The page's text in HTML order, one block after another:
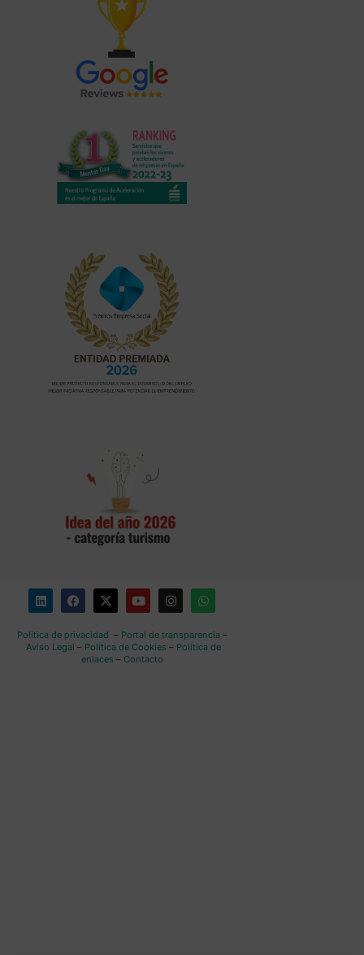
Política de privacidad – Portal de transparencia–
Aviso Legal – Política de Cookies – Política de
enlaces – Contacto